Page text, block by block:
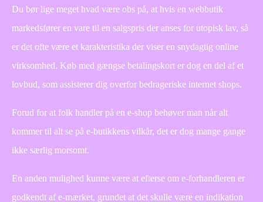
Du bør lige meget hvad være obs på, at hvis en webbutik
markedsfører en vare til en salgspris der anses for utopisk lav, så
er det ofte være et karakteristika der viser en snydagtig online
virksomhed. Køb med gængse betalingskort er dog en del af et
lovbud, som assisterer dig overfor bedrageriske internet shops.
Forud for at folk handler på en e-shop behøver man når alt
kommer til alt se på e-butikkens vilkår, det er dog mange gange
ikke særlig morsomt.
En anden mulighed kunne være at efterse om e-forhandleren er
godkendt af e-mærket, grundet at det skulle være en indikation